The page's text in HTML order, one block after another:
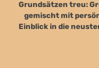
Grundsätzen treu:
gemischt mit
Einblick in die